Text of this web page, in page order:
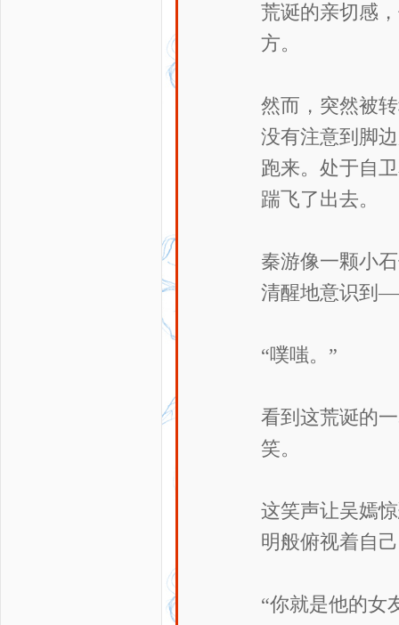
荒诞的亲切感
方。
然而，突然被
没有注意到脚
跑来。处于自
踹飞了出去。
秦游像一颗小
清醒地意识到
“噗嗤。”
看到这荒诞的
笑。
这笑声让吴嫣
明般俯视着自
“你就是他的女